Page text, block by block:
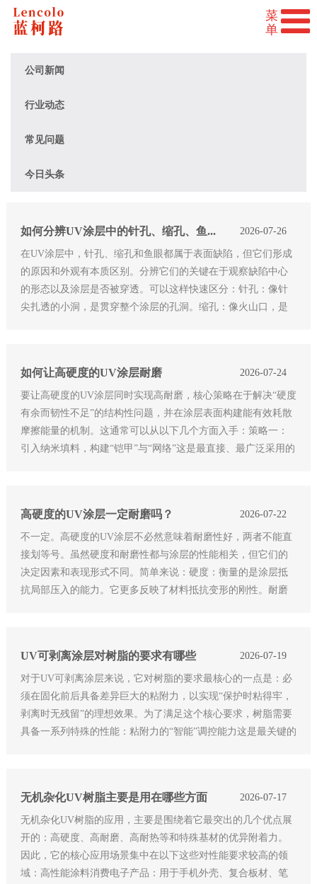
公司新闻
行业动态
常见问题
今日头条
如何分辨UV涂层中的针孔、缩孔、鱼眼？ 2026-07-26
在UV涂层中，针孔、缩孔和鱼眼都属于表面缺陷，但它们形成
的原因和外观有本质区别。分辨它们的关键在于观察缺陷中心
的形态以及涂层是否被穿透。可以这样快速区分：针孔：像针
尖扎透的小洞，是贯穿整个涂层的孔洞。缩孔：像火山口，是
如何让高硬度的UV涂层耐磨 2026-07-24
要让高硬度的UV涂层同时实现高耐磨，核心策略在于解决“硬度
有余而韧性不足”的结构性问题，并在涂层表面构建能有效耗散
摩擦能量的机制。这通常可以从以下几个方面入手：策略一：
引入纳米填料，构建“铠甲”与“网络”这是最直接、最广泛采用的
高硬度的UV涂层一定耐磨吗？ 2026-07-22
不一定。高硬度的UV涂层不必然意味着耐磨性好，两者不能直
接划等号。虽然硬度和耐磨性都与涂层的性能相关，但它们的
决定因素和表现形式不同。简单来说：硬度：衡量的是涂层抵
抗局部压入的能力。它更多反映了材料抵抗变形的刚性。耐磨
UV可剥离涂层对树脂的要求有哪些 2026-07-19
对于UV可剥离涂层来说，它对树脂的要求最核心的一点是：必
须在固化前后具备差异巨大的粘附力，以实现“保护时粘得牢，
剥离时无残留”的理想效果。为了满足这个核心要求，树脂需要
具备一系列特殊的性能：粘附力的“智能”调控能力这是最关键的
无机杂化UV树脂主要是用在哪些方面 2026-07-17
无机杂化UV树脂的应用，主要是围绕着它最突出的几个优点展
开的：高硬度、高耐磨、高耐热等和特殊基材的优异附着力。
因此，它的核心应用场景集中在以下这些对性能要求较高的领
域：高性能涂料消费电子产品：用于手机外壳、复合板材、笔